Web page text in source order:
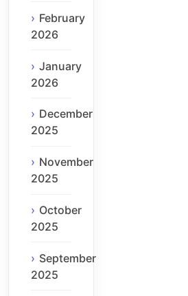
February
2026
January
2026
December
2025
November
2025
October
2025
September
2025